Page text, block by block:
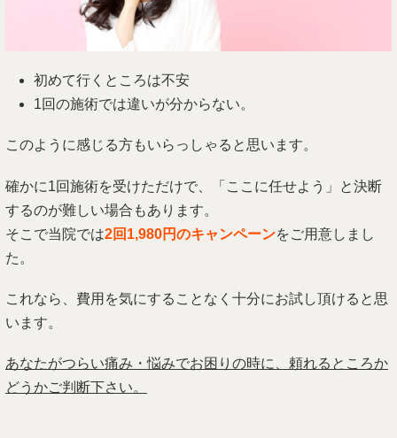
初めて行くところは不安
1回の施術では違いが分からない。
このように感じる方もいらっしゃると思います。
確かに1回施術を受けただけで、「ここに任せよう」と決断
するのが難しい場合もあります。
そこで当院では2回1,980円のキャンペーンをご用意しまし
た。
これなら、費用を気にすることなく十分にお試し頂けると思
います。
あなたがつらい痛み・悩みでお困りの時に、頼れるところか
どうかご判断下さい。